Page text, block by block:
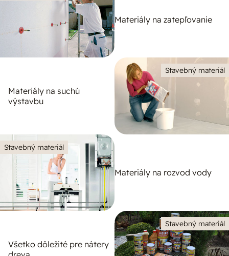
Materiály na zatepľovanie
Stavebný materiál
Materiály na suchú
výstavbu
Stavebný materiál
Materiály na rozvod vody
Stavebný materiál
Všetko dôležité pre nátery